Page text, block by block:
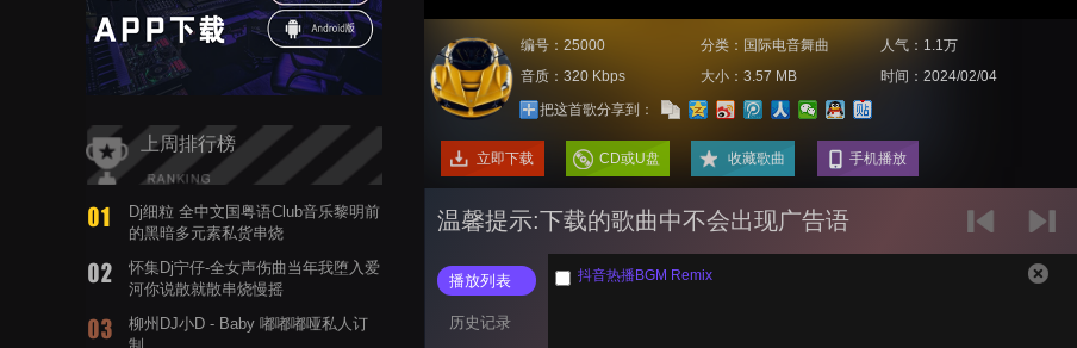
上周排行榜
Dj细粒 全中文国粤语Club音乐黎明前
的黑暗多元素私货串烧
怀集Dj宁仔-全女声伤曲当年我堕入爱
河你说散就散串烧慢摇
柳州DJ小D - Baby 嘟嘟嘟哑私人订
编号：25000 分类：国际电音舞曲
人气：1.1万
音质：320 Kbps
大小：3.57 MB
时间：2024/02/04
把这首歌分享到：
立即下载 CD或U盘 收藏歌曲 手机播放
温馨提示:下载的歌曲中不会出现广告语
播放列表
历史记录
抖音热播BGM Remix ‭‭